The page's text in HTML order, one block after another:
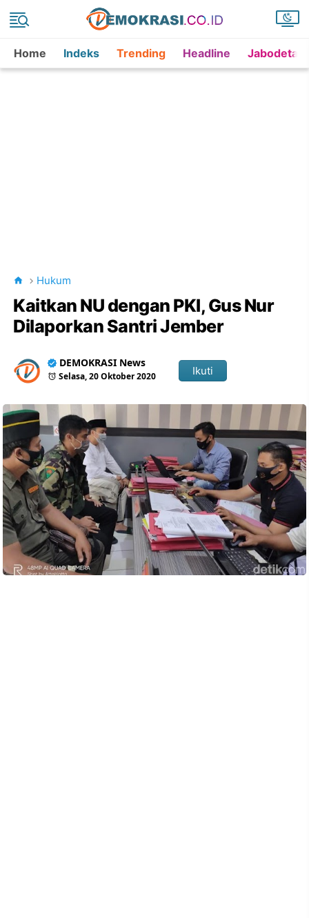
Home Indeks Trending Headline
Hukum
Kaitkan NU dengan PKI, Gus Nur
Dilaporkan Santri Jember
DEMOKRASI News
Selasa, 20 Oktober 2020 Ikuti